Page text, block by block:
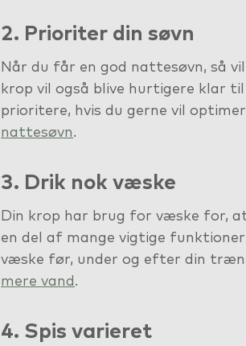
2. Prioriter din søvn
Når du får en god nattesøvn, så
krop vil også blive hurtigere klar
prioritere, hvis du gerne vil
nattesøvn.
3. Drik nok væske
Din krop har brug for væske for,
en del af mange vigtige
væske før, under og efter din
mere vand.
4. Spis varieret